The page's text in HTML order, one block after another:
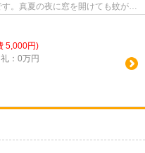
。真夏の夜に窓を開けても蚊が侵
5,000円)
：0万円